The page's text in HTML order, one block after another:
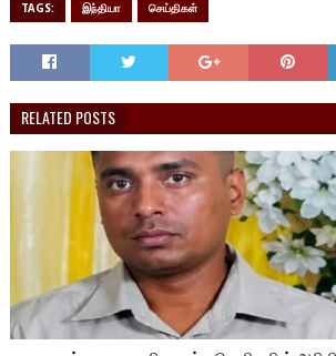
TAGS: இந்தியா செய்திகள்
RELATED POSTS